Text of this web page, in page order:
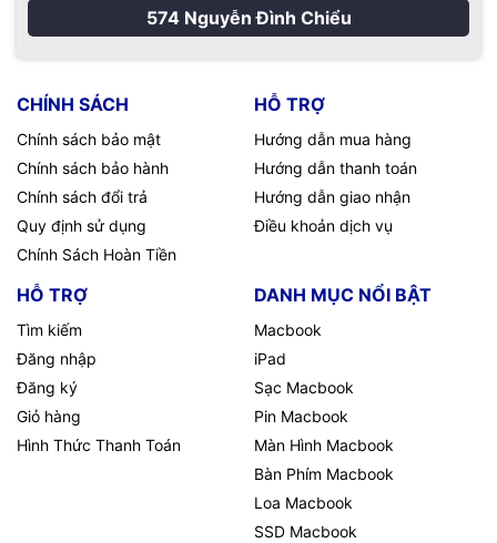
574 Nguyễn Đình Chiểu
CHÍNH SÁCH
Chính sách bảo mật
Chính sách bảo hành
Chính sách đổi trả
Quy định sử dụng
Chính Sách Hoàn Tiền
HỖ TRỢ
Hướng dẫn mua hàng
Hướng dẫn thanh toán
Hướng dẫn giao nhận
Điều khoản dịch vụ
HỖ TRỢ
Tìm kiếm
Đăng nhập
Đăng ký
Giỏ hàng
Hình Thức Thanh Toán
DANH MỤC NỔI BẬT
Macbook
iPad
Sạc Macbook
Pin Macbook
Màn Hình Macbook
Bàn Phím Macbook
Loa Macbook
SSD Macbook